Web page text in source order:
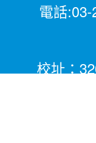
電話
校址：